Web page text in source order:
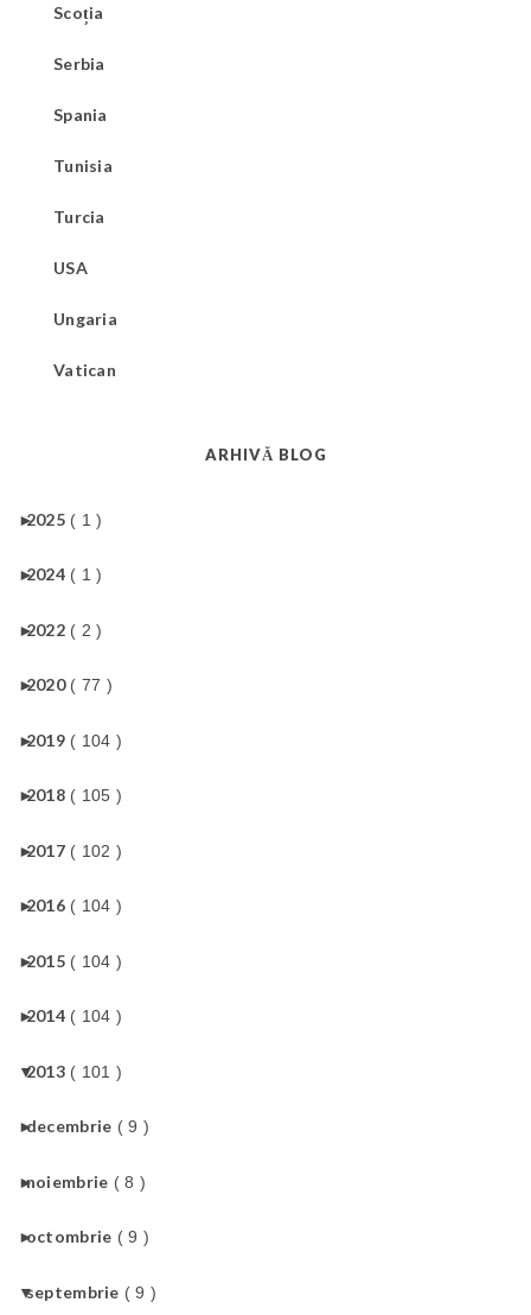
Scoția
Serbia
Spania
Tunisia
Turcia
USA
Ungaria
Vatican
ARHIVĂ BLOG
►
2025 ( 1 )
►
2024 ( 1 )
►
2022 ( 2 )
►
2020 ( 77 )
►
2019 ( 104 )
►
2018 ( 105 )
►
2017 ( 102 )
►
2016 ( 104 )
►
2015 ( 104 )
►
2014 ( 104 )
▼
2013 ( 101 )
►
decembrie ( 9 )
►
noiembrie ( 8 )
►
octombrie ( 9 )
▼
septembrie ( 9 )